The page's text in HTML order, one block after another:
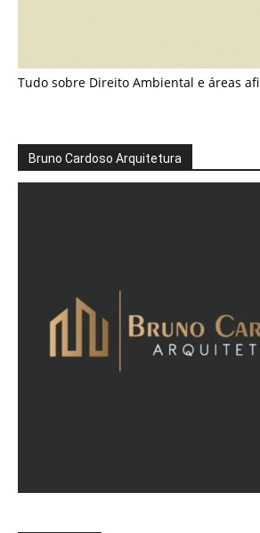
Tudo sobre Direito Ambiental e áreas
Bruno Cardoso Arquitetura